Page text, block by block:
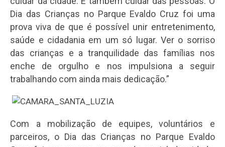
Dia das Crianças no Parque Evaldo Cruz foi uma
prova viva de que é possível unir entretenimento,
saúde e cidadania em um só lugar. Ver o sorriso
das crianças e a tranquilidade das famílias nos
enche de orgulho e nos impulsiona a seguir
trabalhando com ainda mais dedicação.”
Com a mobilização de equipes, voluntários e
parceiros, o Dia das Crianças no Parque Evaldo